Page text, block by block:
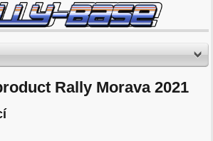
Rally Morava 2021